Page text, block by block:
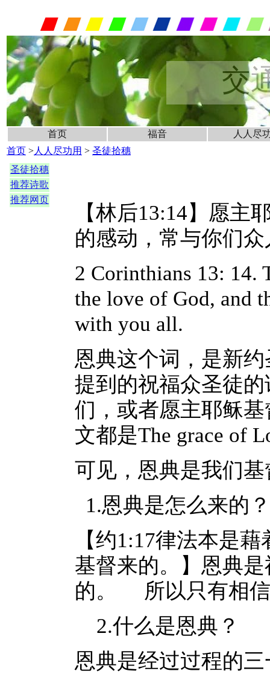
交
首页 福音
人人尽
首页 >人人尽功用 > 圣徒拾穗
圣徒拾穗
推荐诗歌
推荐网页
【林后13:14】愿
的感动，常与你们
2 Corinthians 13: 14.
the love of God, and
with you all.
恩典这个词，是新
提到的祝福众圣徒
们，或者愿主耶稣
文都是The grace of
可见，恩典是我们
1.恩典是怎么来的
【约1:17律法本是
基督来的。】恩典
的。 所以只有相信
2.什么是恩典？
恩典是经过过程的